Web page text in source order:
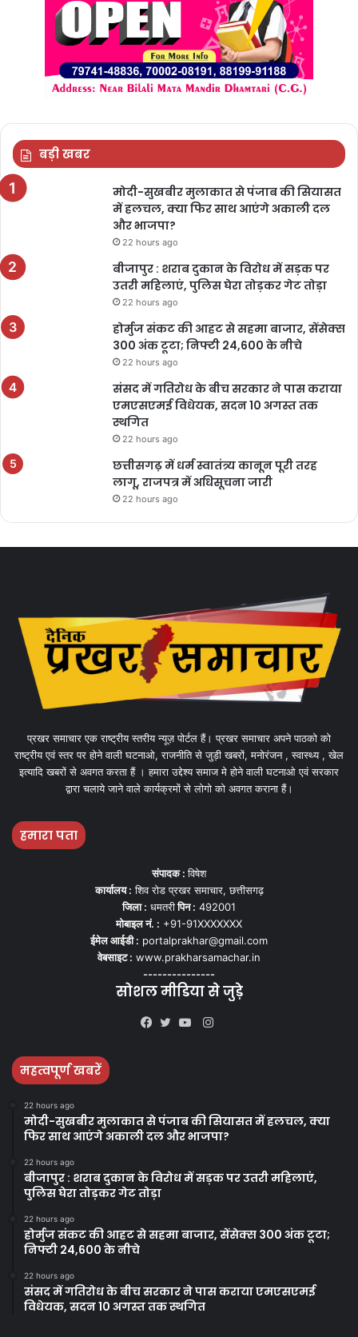
बड़ी खबर
मोदी-सुखबीर मुलाकात से पंजाब की सियासत
में हलचल, क्या फिर साथ आएंगे अकाली दल
और भाजपा?
22 hours ago
बीजापुर : शराब दुकान के विरोध में सड़क पर
उतरी महिलाएं, पुलिस घेरा तोड़कर गेट तोड़ा
22 hours ago
होर्मुज संकट की आहट से सहमा बाजार, सेंसेक्स
300 अंक टूटा; निफ्टी 24,600 के नीचे
22 hours ago
संसद में गतिरोध के बीच सरकार ने पास कराया
एमएसएमई विधेयक, सदन 10 अगस्त तक
स्थगित
22 hours ago
छत्तीसगढ़ में धर्म स्वातंत्र्य कानून पूरी तरह
लागू, राजपत्र में अधिसूचना जारी
22 hours ago
प्रखर समाचार एक राष्ट्रीय स्तरीय न्यूज़ पोर्टल हैं। प्रखर समाचार अपने पाठको को
राष्ट्रीय एवं स्तर पर होने वाली घटनाओ, राजनीति से जुड़ी खबरों, मनोरंजन , स्वास्थ्य , खेल
इत्यादि खबरों से अवगत करता हैं । हमारा उद्देश्य समाज मे होने वाली घटनाओ एवं सरकार
द्वारा चलाये जाने वाले कार्यक्रमों से लोगो को अवगत कराना हैं।
हमारा पता
संपादक :विषेश
कार्यालय : शिव रोड प्रखर समाचार, छत्तीसगढ़
जिला : धमतरीपिन : 492001
मोबाइल नं. : +91-91XXXXXXX
ईमेल आईडी : portalprakhar@gmail.com
वेबसाइट : www.prakharsamachar.in
---------------
सोशल मीडिया से जुड़े
Instagram
महत्वपूर्ण खबरें
22 hours ago
मोदी-सुखबीर मुलाकात से पंजाब की सियासत में हलचल, क्या
फिर साथ आएंगे अकाली दल और भाजपा?
22 hours ago
बीजापुर : शराब दुकान के विरोध में सड़क पर उतरी महिलाएं,
पुलिस घेरा तोड़कर गेट तोड़ा
22 hours ago
होर्मुज संकट की आहट से सहमा बाजार, सेंसेक्स 300 अंक टूटा;
निफ्टी 24,600 के नीचे
22 hours ago
संसद में गतिरोध के बीच सरकार ने पास कराया एमएसएमई
विधेयक, सदन 10 अगस्त तक स्थगित